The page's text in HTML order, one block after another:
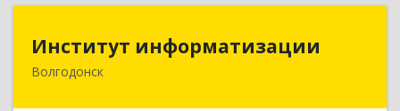
Институт информатизации
Волгодонск
Институт информатизации
347383, Ростовская обл, Волгодонск г, Маршала